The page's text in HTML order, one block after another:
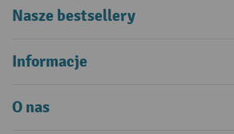
Nasze bestsellery
Informacje
O nas